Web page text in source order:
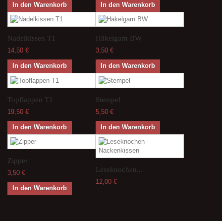
In den Warenkorb In den Warenkorb
Nadelkissen T1
14,50 €
In den Warenkorb
Häkelgarn BW
3,50 €
In den Warenkorb
Topflappen T1
19,50 €
In den Warenkorb
Stempel
5,50 €
In den Warenkorb
Zipper
3,50 €
In den Warenkorb
Leseknochen...
12,00 €